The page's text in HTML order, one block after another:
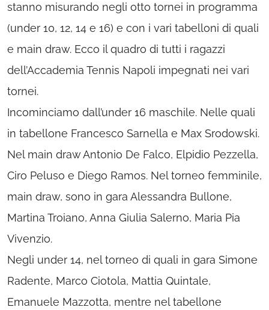
stanno misurando negli otto tornei in programma
(under 10, 12, 14 e 16) e con i vari tabelloni di quali
e main draw. Ecco il quadro di tutti i ragazzi
dell’Accademia Tennis Napoli impegnati nei vari
tornei.
Incominciamo dall’under 16 maschile. Nelle quali
in tabellone Francesco Sarnella e Max Srodowski.
Nel main draw Antonio De Falco, Elpidio Pezzella,
Ciro Peluso e Diego Ramos. Nel torneo femminile,
main draw, sono in gara Alessandra Bullone,
Martina Troiano, Anna Giulia Salerno, Maria Pia
Vivenzio.
Negli under 14, nel torneo di quali in gara Simone
Radente, Marco Ciotola, Mattia Quintale,
Emanuele Mazzotta, mentre nel tabellone